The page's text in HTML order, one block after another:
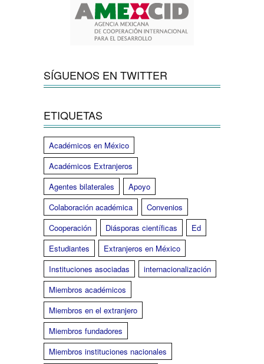
SÍGUENOS EN TWITTER
ETIQUETAS
Académicos en México
Académicos Extranjeros
Agentes bilaterales
Apoyo
Colaboración académica
Convenios
Cooperación
Diásporas científicas
Ed
Estudiantes
Extranjeros en México
Instituciones asociadas
internacionalización
Miembros académicos
Miembros en el extranjero
Miembros fundadores
Miembros instituciones nacionales